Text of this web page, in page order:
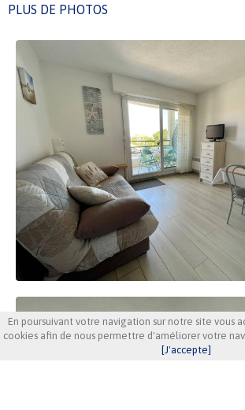
PLUS DE PHOTOS
En poursuivant votre navigation sur notre site vous
cookies afin de nous permettre d'améliorer votre
[J'accepte]